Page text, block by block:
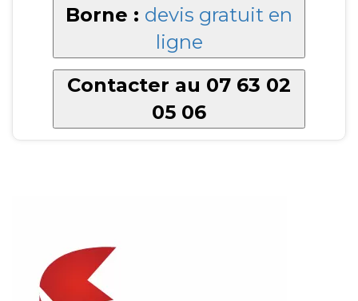
Borne : devis gratuit en
ligne
Contacter au 07 63 02
05 06